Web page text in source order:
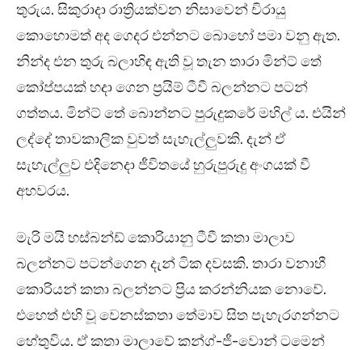
තුරුය. සිකුරාදා රාත්‍රියක්වන නිසාවෙන් චිරායු
කොහොමත් අද ගෙදර එන්නට බොහෝ පමා වනු ඇත.
නින්ද එන තුරු බලාහිඳ ඇති වූ තැන තාරා මින්ට් තේ
කෝප්පයක් හදා ගෙන ප්‍රයිම් ටීවී බලන්නට පටන්
ගත්තය. මින්ට් තේ බොන්නට පුරුදුකරේ මහිල් ය. එයින්
ලද්දේ තාවකාලික වුවත් සැහැල්ලුවකි. දැන් ඒ
සැහැල්ලුව එදිනෙදා ජීවිතයේ හුරුපුරුදු අංගයක් වී
අහවරය.
මැරි මයි හස්බන්ඩ් කොරියානු ටීවී කතා මාලාව
බලන්නට පටන්ගෙන දැන් ටික දවසකි. තාරා වනාහී
කොරියන් කතා බලන්නට ප්‍රිය කරන්නියක නොවේ.
එහෙත් එහි වූ වෙනස්කතා තේමාව සිත පැහැරගන්නට
හේතුවිය. ඒ කතා මාලාවේ කන්ග්-ජී-වොන් ටමෙන්